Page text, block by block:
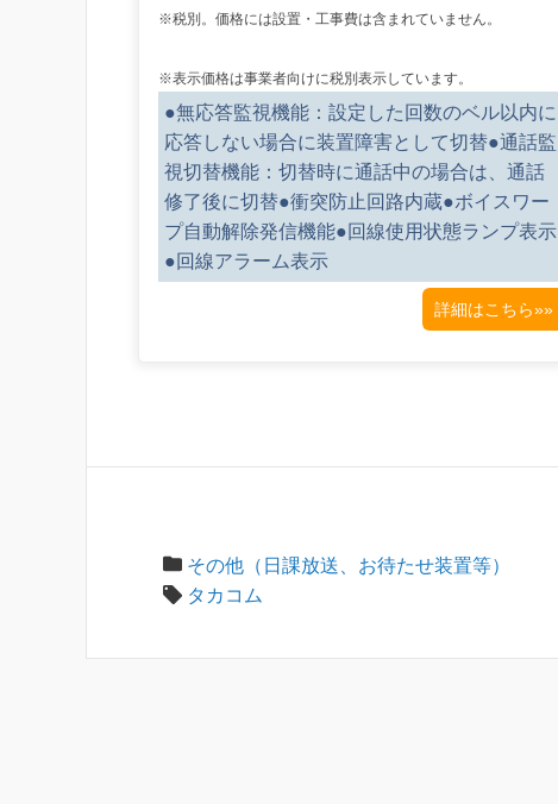
※税別。価格には設置・工事費は含まれていません。
※表示価格は事業者向けに税別表示しています。
●無応答監視機能：設定した回数のベル以内に
応答しない場合に装置障害として切替●通話監
視切替機能：切替時に通話中の場合は、通話
修了後に切替●衝突防止回路内蔵●ボイスワー
プ自動解除発信機能●回線使用状態ランプ表示
●回線アラーム表示
詳細はこちら»»
その他（日課放送、お待たせ装置等）
タカコム